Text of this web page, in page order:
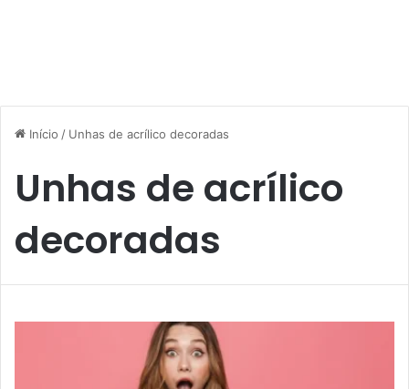
Início / Unhas de acrílico decoradas
Unhas de acrílico
decoradas